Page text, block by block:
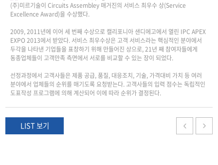
(주)미르기술이 Circuits Assembley 매거진의 서비스 최우수 상(Service
Excellence Award)을 수상했다.
2009, 2011년에 이어 세 번째 수상으로 캘리포니아 샌디에고에서 열린 IPC APEX
EXPO 2013에서 받았다. 서비스 최우수상은 고객 서비스라는 핵심적인 분야에서
두각을 나타낸 기업들을 표창하기 위해 만들어진 상으로, 21년 째 참여자들에게
동종업체들이 고객만족 측면에서 서로를 비교할 수 있는 장이 되었다.
선정과정에서 고객사들은 제품 공급, 품질, 대응조치, 기술, 가격대비 가치 등 여러
분야에서 업체들의 순위를 매기도록 요청받는다. 고객사들의 입력 점수는 독립적인
도표작성 프로그램에 의해 계산되어 이에 따라 순위가 결정된다.
LIST 보기